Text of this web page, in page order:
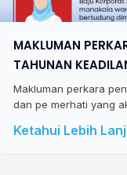
MAKLUMAN
TAHUNAN
Makluman perkara
dan pe merhati yang
Ketahui Lebih